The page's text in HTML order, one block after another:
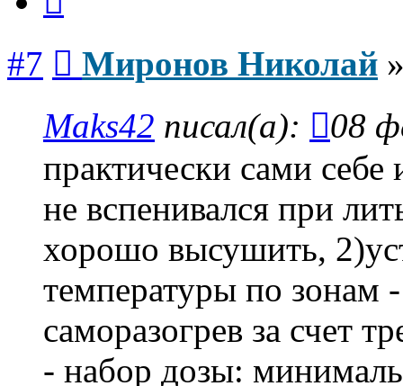
#7 Миронов Николай
Maks42 писал(а):
08
практически сами
не вспенивался при
хорошо высушить,
температуры по зонам
саморазогрев за счет
- набор дозы: